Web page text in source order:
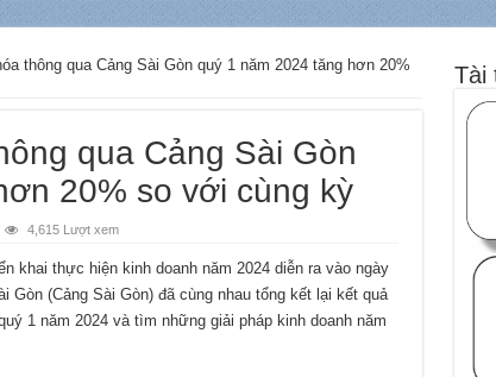
thông qua Cảng Sài Gòn quý 1 năm 2024 tăng hơn 20%
qua Cảng Sài Gòn
20% so với cùng kỳ
4,615 Lượt xem
khai thực hiện kinh doanh năm 2024 diễn ra vào ngày
Gòn (Cảng Sài Gòn) đã cùng nhau tổng kết lại kết quả
1 năm 2024 và tìm những giải pháp kinh doanh năm
Tài